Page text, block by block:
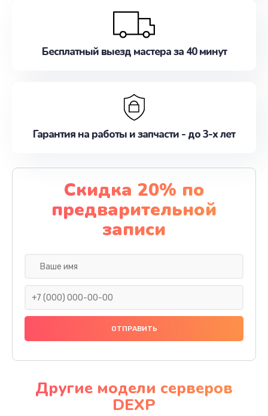
Бесплатный выезд мастера за 40 минут
Гарантия на работы и запчасти - до 3-х лет
Скидка 20% по
предварительной
записи
Другие модели серверов
DEXP